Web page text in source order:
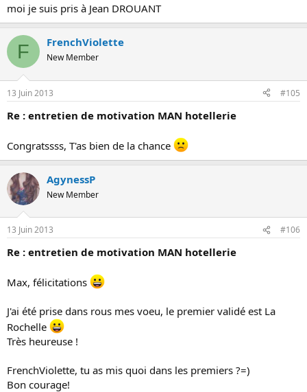
moi je suis pris à Jean DROUANT
F FrenchViolette
New Member
13 Juin 2013 #105
Re : entretien de motivation MAN hotellerie
Congratssss, T'as bien de la chance
AgynessP
New Member
13 Juin 2013 #106
Re : entretien de motivation MAN hotellerie
Max, félicitations
J'ai été prise dans rous mes voeu, le premier validé est La
Rochelle
Très heureuse !
FrenchViolette, tu as mis quoi dans les premiers ?=)
Bon courage!